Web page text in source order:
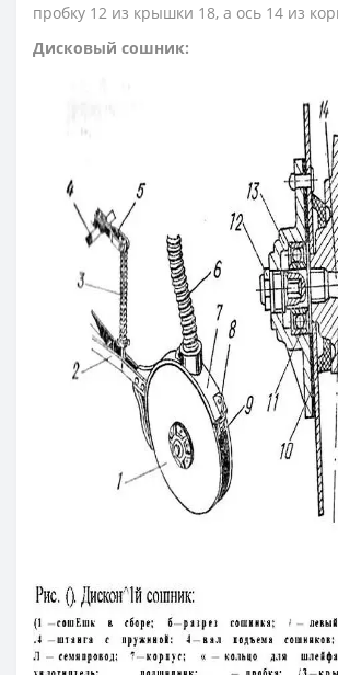
пробку 12 из крышки 18, а ось 14 из
Дисковый сошник: